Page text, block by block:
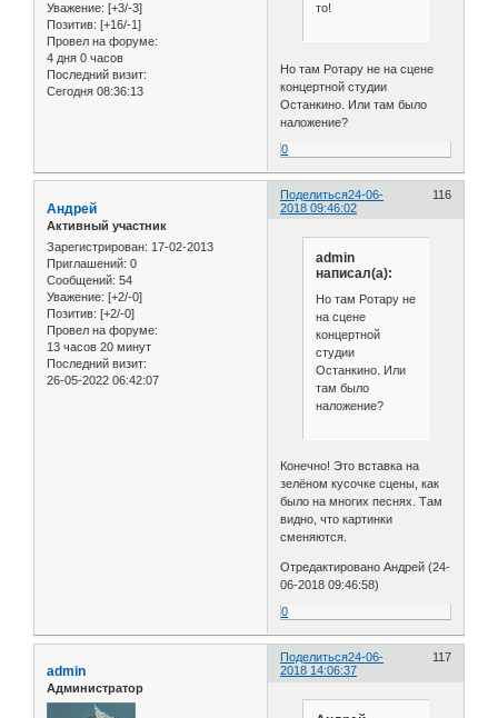
Уважение: [+3/-3]
Позитив: [+16/-1]
Провел на форуме:
4 дня 0 часов
Последний визит:
Сегодня 08:36:13
то!
Но там Ротару не на сцене
концертной студии
Останкино. Или там было
наложение?
0
Поделиться 116
24-06-
2018 09:46:02
Андрей
Активный участник
Зарегистрирован: 17-02-2013
Приглашений: 0
Сообщений: 54
Уважение: [+2/-0]
Позитив: [+2/-0]
Провел на форуме:
13 часов 20 минут
Последний визит:
26-05-2022 06:42:07
admin
написал(а):
Но там Ротару не
на сцене
концертной
студии
Останкино. Или
там было
наложение?
Конечно! Это вставка на
зелёном кусочке сцены, как
было на многих песнях. Там
видно, что картинки
сменяются.
Отредактировано Андрей (24-
06-2018 09:46:58)
0
Поделиться 117
24-06-
2018 14:06:37
admin
Администратор